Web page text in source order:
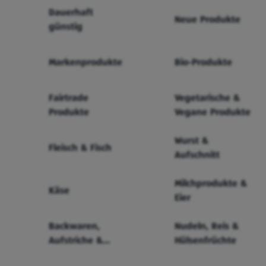
Dauerhaft
günstig
Neue Produkte
Markenprodukte Bio-Produkte
Fairtrade
Produkte
Vegetarische &
Vegane Produkte
Fleisch & Fisch
Wurst &
Aufschnitt
Käse
Milchprodukte &
Eier
Backwaren,
Aufstriche &
Nudeln, Reis &
Hülsenfrüchte